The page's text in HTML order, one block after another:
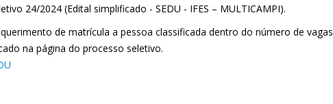
24/2024 (Edital simplificado - SEDU - IFES – MULTICAMPI).
de matrícula a pessoa classificada dentro do número de vagas
na página do processo seletivo.